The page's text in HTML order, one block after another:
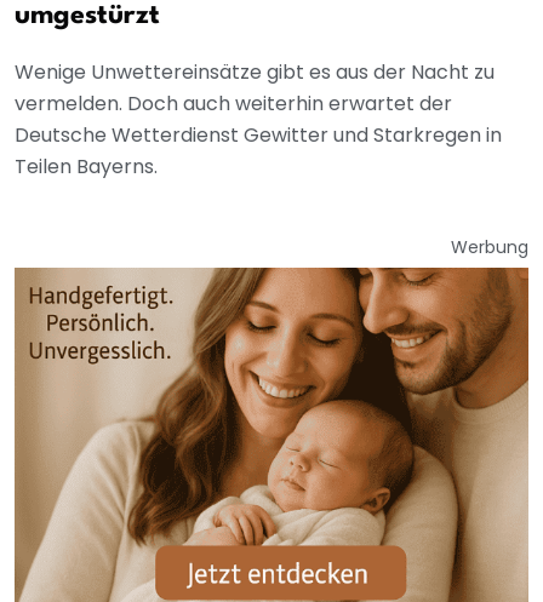
umgestürzt
Wenige Unwettereinsätze gibt es aus der Nacht zu
vermelden. Doch auch weiterhin erwartet der
Deutsche Wetterdienst Gewitter und Starkregen in
Teilen Bayerns.
Werbung